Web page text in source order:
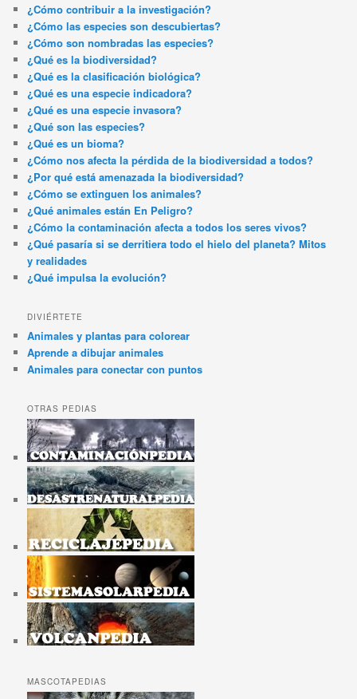
¿Cómo contribuir a la investigación?
¿Cómo las especies son descubiertas?
¿Cómo son nombradas las especies?
¿Qué es la biodiversidad?
¿Qué es la clasificación biológica?
¿Qué es una especie indicadora?
¿Qué es una especie invasora?
¿Qué son las especies?
¿Qué es un bioma?
¿Cómo nos afecta la pérdida de la biodiversidad a todos?
¿Por qué está amenazada la biodiversidad?
¿Cómo se extinguen los animales?
¿Qué animales están En Peligro?
¿Cómo la contaminación afecta a todos los seres vivos?
¿Qué pasaría si se derritiera todo el hielo del planeta? Mitos
y realidades
¿Qué impulsa la evolución?
DIVIÉRTETE
Animales y plantas para colorear
Aprende a dibujar animales
Animales para conectar con puntos
OTRAS PEDIAS
MASCOTAPEDIAS